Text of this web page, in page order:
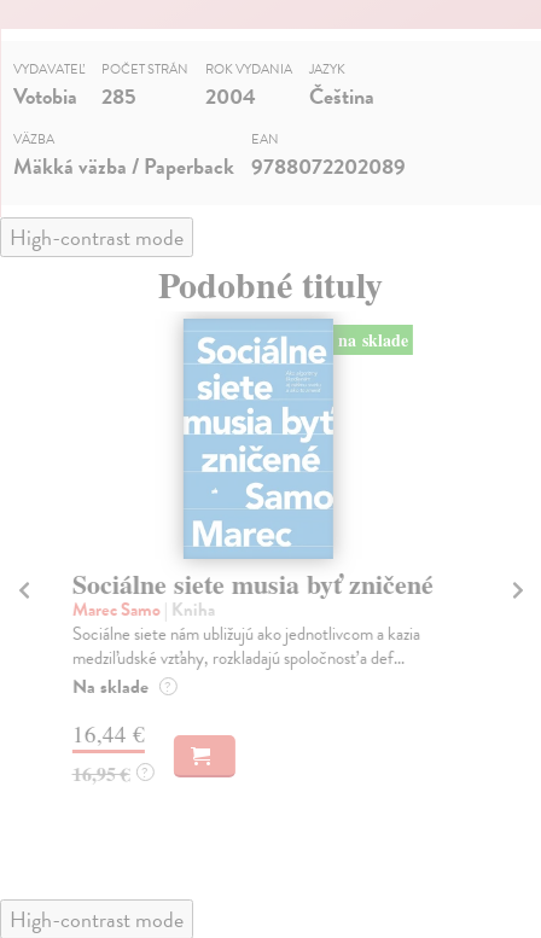
VYDAVATEĽ
Votobia
POČET STRÁN
285
ROK VYDANIA
2004
JAZYK
Čeština
VÄZBA
Mäkká väzba / Paperback
EAN
9788072202089
High-contrast mode
Podobné tituly
na sklade
Sociálne siete musia byť zničené
Marec Samo| Kniha
Sociálne siete nám ubližujú ako jednotlivcom a kazia
medziľudské vzťahy, rozkladajú spoločnosť a def...
Na sklade ?
16,44 €
16,95 € ?
High-contrast mode